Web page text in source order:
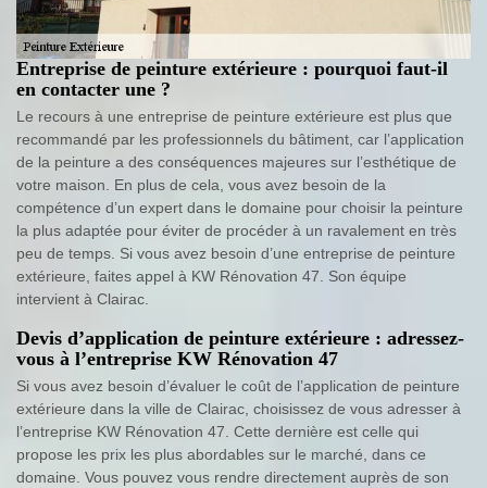
Entreprise de peinture extérieure : pourquoi faut-il
en contacter une ?
Le recours à une entreprise de peinture extérieure est plus que
recommandé par les professionnels du bâtiment, car l’application
de la peinture a des conséquences majeures sur l’esthétique de
votre maison. En plus de cela, vous avez besoin de la
compétence d’un expert dans le domaine pour choisir la peinture
la plus adaptée pour éviter de procéder à un ravalement en très
peu de temps. Si vous avez besoin d’une entreprise de peinture
extérieure, faites appel à KW Rénovation 47. Son équipe
intervient à Clairac.
Devis d’application de peinture extérieure : adressez-
vous à l’entreprise KW Rénovation 47
Si vous avez besoin d’évaluer le coût de l’application de peinture
extérieure dans la ville de Clairac, choisissez de vous adresser à
l’entreprise KW Rénovation 47. Cette dernière est celle qui
propose les prix les plus abordables sur le marché, dans ce
domaine. Vous pouvez vous rendre directement auprès de son